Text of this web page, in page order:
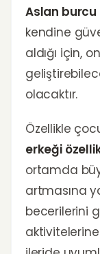
Aslan burcu
kendine
aldığı için,
olacaktır.
Özellikle
erkeği
ortamda
artmasına
becerilerini
aktivitelerine